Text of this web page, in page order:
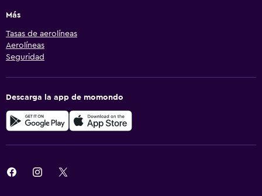
Más
Tasas de aerolíneas
Aerolíneas
Seguridad
Descarga la app de momondo